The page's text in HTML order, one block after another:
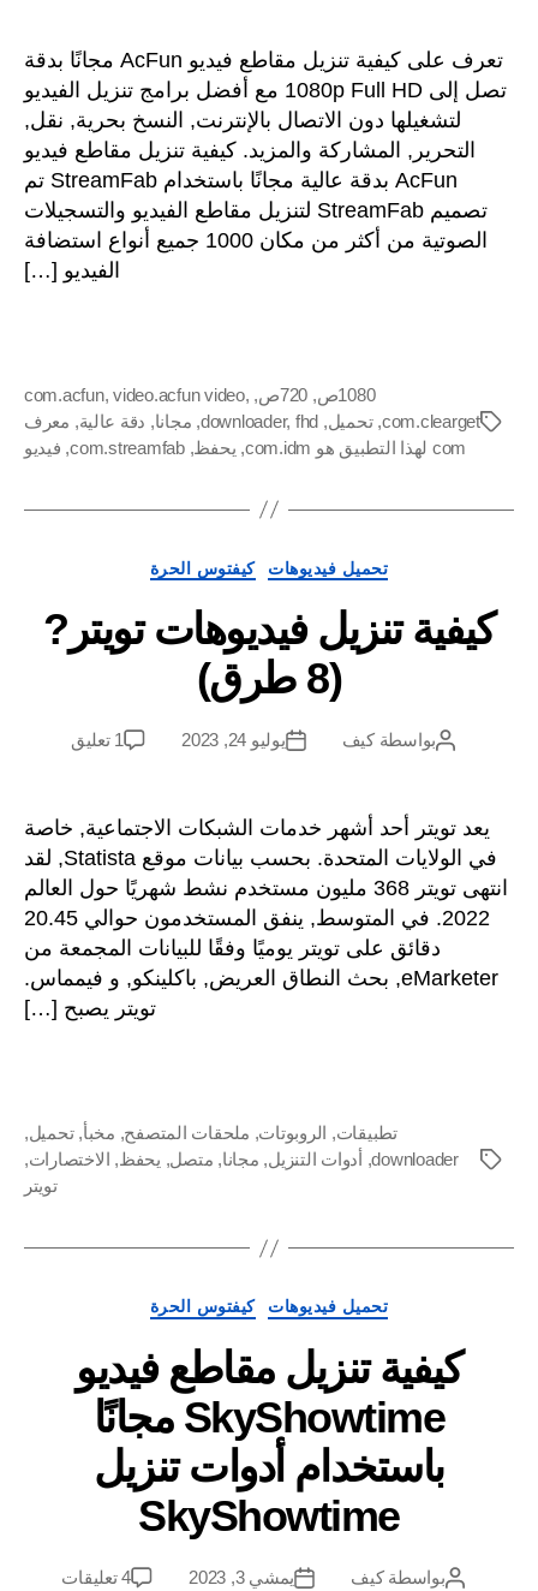
مقاطع
فيديو
AcFun
بدقة
Full
HD
مجانًا
تعرف على كيفية تنزيل مقاطع فيديو AcFun مجانًا بدقة
تصل إلى 1080p Full HD مع أفضل برامج تنزيل الفيديو
لتشغيلها دون الاتصال بالإنترنت, النسخ بحرية, نقل,
التحرير, المشاركة والمزيد. كيفية تنزيل مقاطع فيديو
AcFun بدقة عالية مجانًا باستخدام StreamFab تم
تصميم StreamFab لتنزيل مقاطع الفيديو والتسجيلات
الصوتية من أكثر من مكان 1000 جميع أنواع استضافة
الفيديو […]
العلامات
,720ص ,
com.acfun,video.acfun video,
com.clearget
,تحميل ,
downloader ,fhd
,مجانا, دقة عالية, معرف
,يحفظ,
com.streamfab
,فيديو
فئاتتحميل فيديوهات كيفتوس الحرة
تنزيل فيديوهات تويتر?
مؤلف
بواسطةكيف
تاريخيوليو 24, 2023
على
فيديوهات
تويتر?
(8
طرق)
يعد تويتر أحد أشهر خدمات الشبكات الاجتماعية, خاصة
في الولايات المتحدة. بحسب بيانات موقع Statista, لقد
انتهى تويتر 368 مليون مستخدم نشط شهريًا حول العالم
2022. في المتوسط, ينفق المستخدمون حوالي 20.45
دقائق على تويتر يوميًا وفقًا للبيانات المجمعة من
eMarketer, بحث النطاق العريض, باكلينكو, و فيمماس.
تويتر يصبح […]
العلامات
تطبيقات,الروبوتات ,ملحقات المتصفح,مخبأ,تحميل ,
downloader
,أدوات التنزيل ,مجانا, متصل ,يحفظ ,الاختصارات,
فئاتتحميل فيديوهات كيفتوس الحرة
كيفية تنزيل مقاطع فيديو
SkyShowtime مجانًا
باستخدام أدوات تنزيل
SkyShowtime
مؤلف
بواسطةكيف تاريخيمشي 3, 2023 على